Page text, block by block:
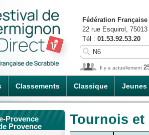
Classements Classique Jeunes
Fédération
22 rue Esquirol,
Tél : 01.53.92.53.20
Il y a actuellement
Provence
Provence
Tournois